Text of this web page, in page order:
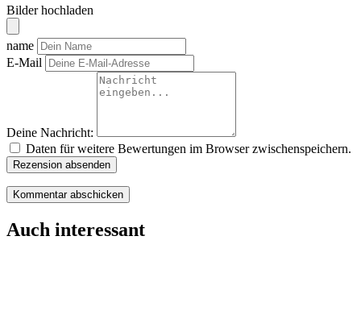
Bilder hochladen
name
E-Mail
Deine Nachricht:
Daten für weitere Bewertungen im Browser zwischenspeichern.
Rezension absenden
Auch interessant